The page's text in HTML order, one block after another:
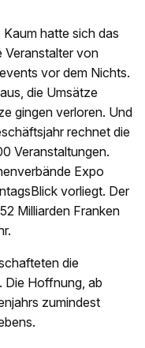
hatte sich das
Veranstalter von
vor dem Nichts.
die Umsätze
gingen verloren. Und
rechnet die
Veranstaltungen.
Expo
vorliegt. Der
Milliarden Franken
die
Die Hoffnung, ab
zumindest